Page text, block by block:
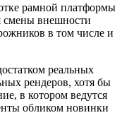
рамной платформы
смены внешности
в том числе и
реальных
рендеров, хотя бы
в котором ведутся
обликом новинки